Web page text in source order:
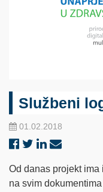
Službeni
01.02.2018
Od danas projekt
na svim